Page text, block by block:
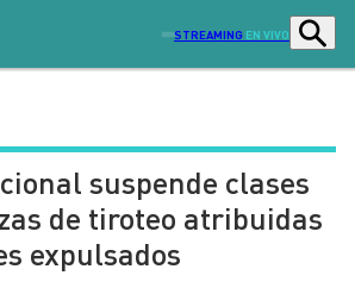
STREAMING EN VIVO
Programas
Actualidad
suspende clases
de tiroteo atribuidas
expulsados